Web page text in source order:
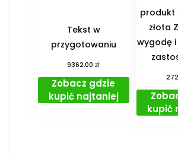
Tekst w
przygotowaniu
9362,00zł
Zobacz gdzie
kupić najtaniej
produkt
złota
wygodę
kupić